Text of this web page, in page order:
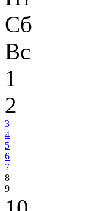
Сб
Вс
1
2
3
4
5
6
7
8
9